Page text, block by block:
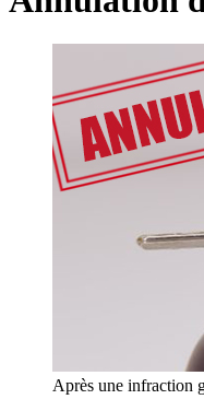
Après une infraction